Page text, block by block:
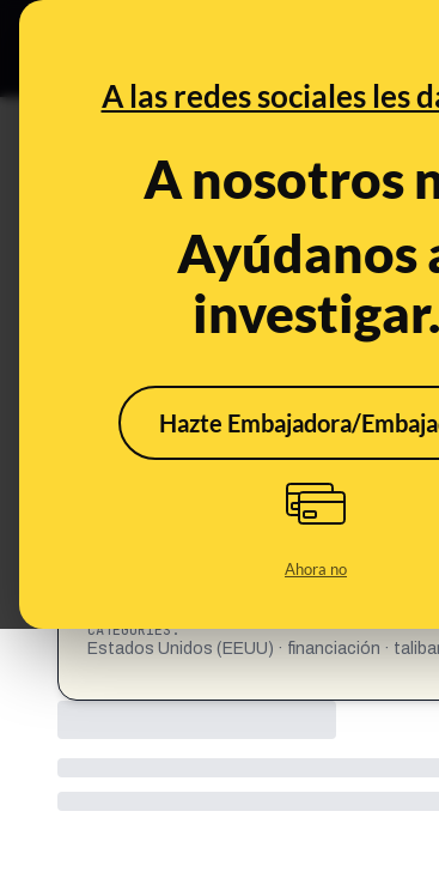
A las redes sociales les
A nosotros
Ayúdanos
investigar.
Hazte Embajadora/
Ahora no
¿Estados Unidos
This content has
«Estados Unidos manda 40
This
https://www.instagram.com/reel/
CATEGORIES:
Estados Unidos (EEUU) · financiación ·